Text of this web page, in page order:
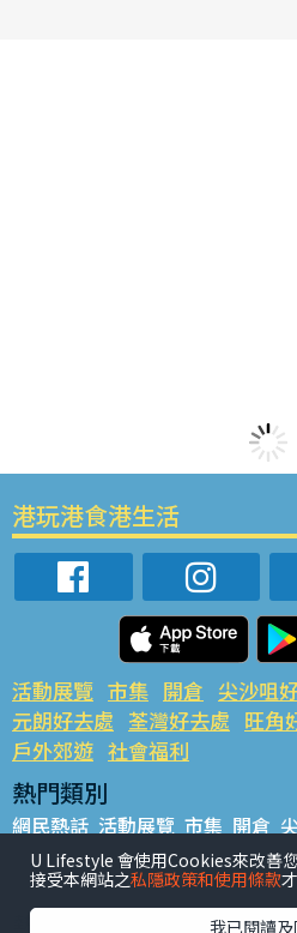
港玩港食港生活
活動展覽 市集 開倉 尖沙咀
元朗好去處 荃灣好去處 旺角
戶外郊遊 社會福利
熱門類別
網民熱話 活動展覽 市集 開倉
銅鑼灣好去處 元朗好去處 荃灣
餐廳情報 戶外郊遊
熱門標籤
U Lifestyle 會使用Cookies來改善
接受本網站之私隱政策和使用條款
我已閱讀及